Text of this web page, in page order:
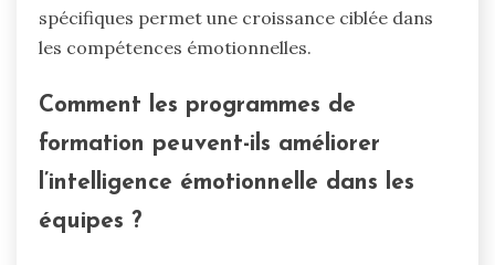
spécifiques permet une croissance ciblée dans
les compétences émotionnelles.
Comment les programmes de
formation peuvent-ils améliorer
l’intelligence émotionnelle dans les
équipes ?